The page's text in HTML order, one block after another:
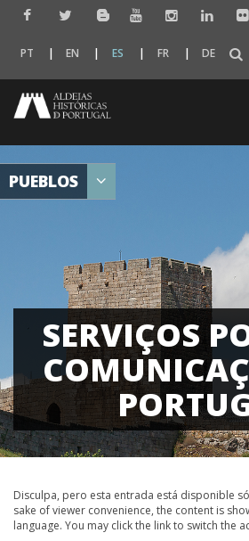
PT EN ES FR DE
PUEBLOS
SERVIÇOS
Disculpa, pero esta entrada está disponible
sake of viewer convenience, the content is
language. You may click the link to switch the